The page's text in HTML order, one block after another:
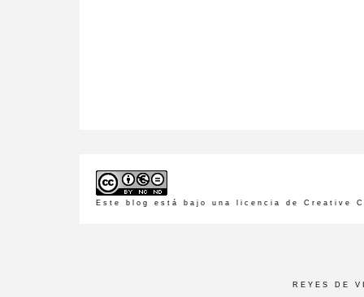
Este blog está bajo una licencia de Creative
REYES DE